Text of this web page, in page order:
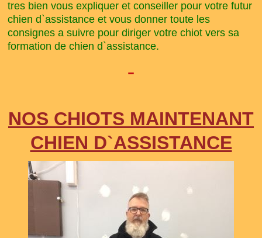
tres bien vous expliquer et conseiller pour votre futur
chien d`assistance et vous donner toute les
consignes a suivre pour diriger votre chiot vers sa
formation de chien d`assistance.
NOS CHIOTS MAINTENANT
CHIEN D`ASSISTANCE